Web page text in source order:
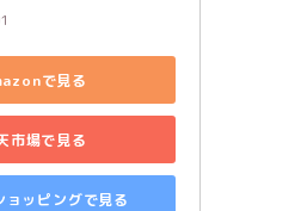
で見る
市場で見る
ッピングで見る